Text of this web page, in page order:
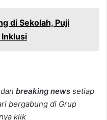
di Sekolah, Puji
breaking news setiap
bergabung di Grup
klik